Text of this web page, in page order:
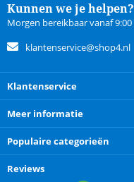
Kunnen we je helpen?
Morgen bereikbaar vanaf 9:00
klantenservice@shop4.nl
Klantenservice
Meer informatie
Populaire categorieën
Reviews